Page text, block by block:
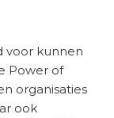
voor kunnen
Power of
organisaties
ook